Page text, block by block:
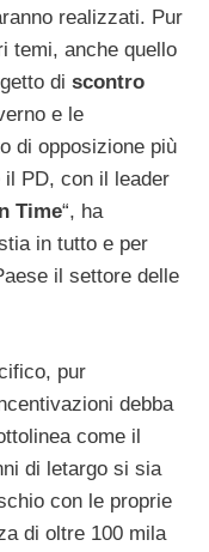
realizzati. Pur
temi, anche quello
di scontro
e le
di opposizione più
PD, con il leader
Time“, ha
in tutto e per
il settore delle
pur
debba
come il
di letargo si sia
con le proprie
di oltre 100 mila